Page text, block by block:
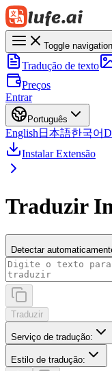
Toggle navigation
Tradução de texto
Preços
Entrar
Português
English 日本語한국어
Instalar Extensão
Traduzir
Detectar
Traduzir
Serviço de tradução:
Estilo de tradução: